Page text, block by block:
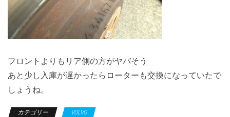
フロントよりもリア側の方がヤバそう
あと少し入庫が遅かったらローターも交換になっていたで
しょうね。
カテゴリー VOLVO